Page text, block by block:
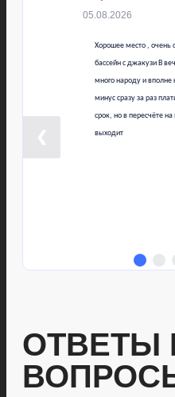
05.08.2026
Хорошее место , очень
бассейн с джакузи В
много народу и
минус сразу за раз
срок, но в пересчёте
выходит
❮
ОТВЕТЫ